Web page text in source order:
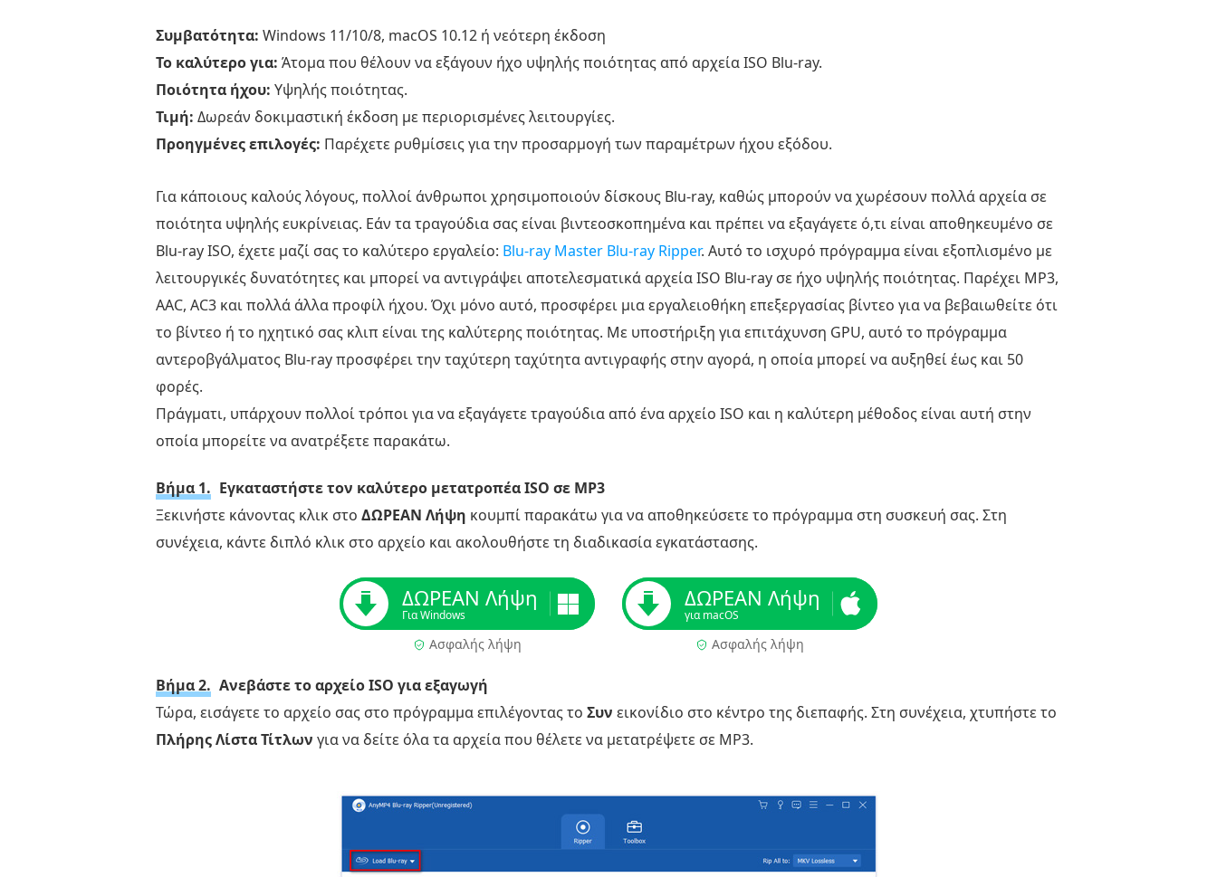
με
Blu-
ray
Master
Blu-
Ripper
[Best
Way]
Μέρος
2.
Εξαγωγή
τραγουδιών
από
ISO
με
Blu-
ray
Master
3.
Εξαγωγή
τραγουδιών
Συμβατότητα: Windows 11/10/8, macOS 10.12 ή νεότερη έκδοση
Το καλύτερο για: Άτομα που θέλουν να εξάγουν ήχο υψηλής ποιότητας από αρχεία ISO Blu-ray.
Ποιότητα ήχου: Υψηλής ποιότητας.
Τιμή: Δωρεάν δοκιμαστική έκδοση με περιορισμένες λειτουργίες.
Προηγμένες επιλογές: Παρέχετε ρυθμίσεις για την προσαρμογή των παραμέτρων ήχου εξόδου.
Για κάποιους καλούς λόγους, πολλοί άνθρωποι χρησιμοποιούν δίσκους Blu-ray, καθώς μπορούν να χωρέσουν πολλά αρχεία σε
ποιότητα υψηλής ευκρίνειας. Εάν τα τραγούδια σας είναι βιντεοσκοπημένα και πρέπει να εξαγάγετε ό,τι είναι αποθηκευμένο σε
Blu-ray ISO, έχετε μαζί σας το καλύτερο εργαλείο: Blu-ray Master Blu-ray Ripper. Αυτό το ισχυρό πρόγραμμα είναι εξοπλισμένο με
λειτουργικές δυνατότητες και μπορεί να αντιγράψει αποτελεσματικά αρχεία ISO Blu-ray σε ήχο υψηλής ποιότητας. Παρέχει MP3,
AAC, AC3 και πολλά άλλα προφίλ ήχου. Όχι μόνο αυτό, προσφέρει μια εργαλειοθήκη επεξεργασίας βίντεο για να βεβαιωθείτε ότι
το βίντεο ή το ηχητικό σας κλιπ είναι της καλύτερης ποιότητας. Με υποστήριξη για επιτάχυνση GPU, αυτό το πρόγραμμα
αντεροβγάλματος Blu-ray προσφέρει την ταχύτερη ταχύτητα αντιγραφής στην αγορά, η οποία μπορεί να αυξηθεί έως και 50
φορές.
Πράγματι, υπάρχουν πολλοί τρόποι για να εξαγάγετε τραγούδια από ένα αρχείο ISO και η καλύτερη μέθοδος είναι αυτή στην
οποία μπορείτε να ανατρέξετε παρακάτω.
Βήμα 1. Εγκαταστήστε τον καλύτερο μετατροπέα ISO σε MP3
Ξεκινήστε κάνοντας κλικ στο ΔΩΡΕΑΝ Λήψη κουμπί παρακάτω για να αποθηκεύσετε το πρόγραμμα στη συσκευή σας. Στη
συνέχεια, κάντε διπλό κλικ στο αρχείο και ακολουθήστε τη διαδικασία εγκατάστασης.
ΔΩΡΕΑΝ Λήψη
Για Windows
Ασφαλής λήψη
ΔΩΡΕΑΝ Λήψη
για macOS
Ασφαλής λήψη
Βήμα 2. Ανεβάστε το αρχείο ISO για εξαγωγή
Τώρα, εισάγετε το αρχείο σας στο πρόγραμμα επιλέγοντας το Συν εικονίδιο στο κέντρο της διεπαφής. Στη συνέχεια, χτυπήστε το
Πλήρης Λίστα Τίτλων για να δείτε όλα τα αρχεία που θέλετε να μετατρέψετε σε MP3.